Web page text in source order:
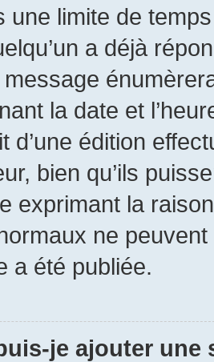
une limite de
a déjà
la date et
d’une édition
bien qu’ils
exprimant la
ne
a été publiée.
je ajouter une